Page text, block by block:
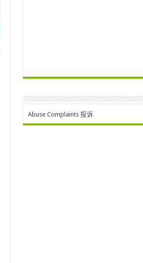
Abuse Complaints 投诉